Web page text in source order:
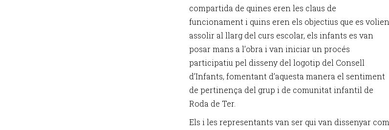
compartida de quines eren les claus de
funcionament i quins eren els objectius que es volien
assolir al llarg del curs escolar, els infants es van
posar mans a l’obra i van iniciar un procés
participatiu pel disseny del logotip del Consell
d’Infants, fomentant d’aquesta manera el sentiment
de pertinença del grup i de comunitat infantil de
Roda de Ter.
Els i les representants van ser qui van dissenyar com